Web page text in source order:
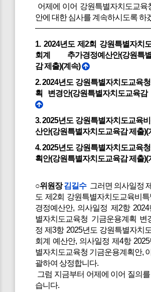
어제에 이어 강원특별자치도교육
안에 대한 심사를 계속하시도록 하
1. 2024년도 제2회 강원특별자치
회계 추가경정예산안(강원특별
감 제출)(계속)
2. 2024년도 강원특별자치도교육청
획 변경안(강원특별자치도교육감
3. 2025년도 강원특별자치도교육비
산안(강원특별자치도교육감 제출)(
4. 2025년도 강원특별자치도교육청
획안(강원특별자치도교육감 제출)(
○위원장김길수그러면 의사일정
도 제2회 강원특별자치도교육비
경정예산안, 의사일정 제2항
별자치도교육청 기금운용계획 변
정 제3항 2025년도 강원특별자치
회계 예산안, 의사일정 제4항
별자치도교육청 기금운용계획안,
괄하여 상정합니다.
그럼 지금부터 어제에 이어 질의
습니다.